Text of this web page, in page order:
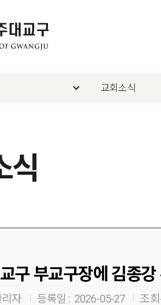
교회소식
식
구 부교구장에 김종강
리자 등록일 : 2026-05-27 조